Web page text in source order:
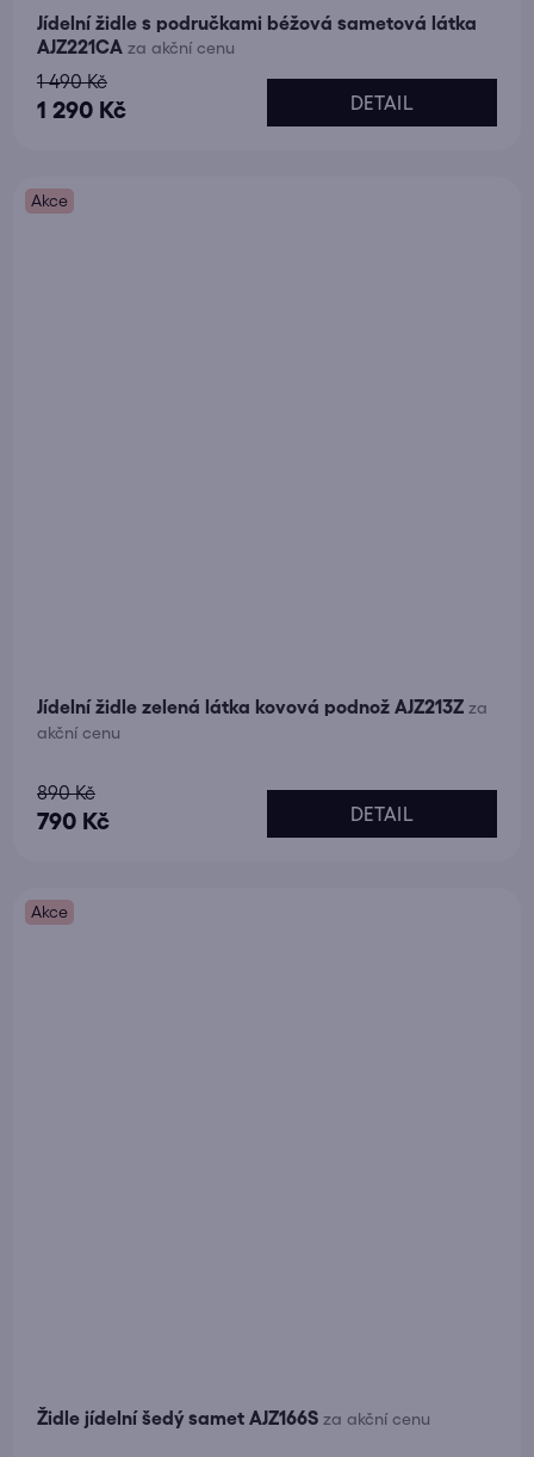
Jídelní židle s područkami béžová sametová látka
AJZ221CA za akční cenu
1 290 Kč
1 490 Kč
DETAIL
Akce
Jídelní židle zelená látka kovová podnož AJZ213Z za
akční cenu
Průměrné
hodnocení
5,0
790 Kč
890 Kč
DETAIL
Akce
Židle jídelní šedý samet AJZ166S za akční cenu